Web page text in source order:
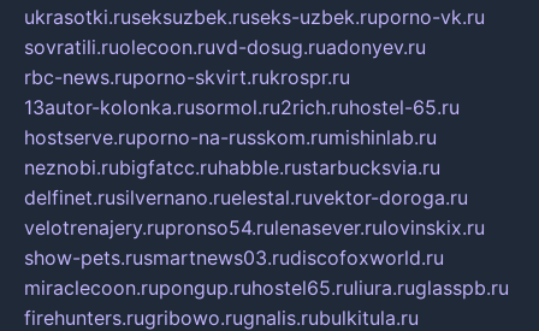
ukrasotki.ruseksuzbek.ruseks-uzbek.ruporno-vk.ru
sovratili.ruolecoon.ruvd-dosug.ruadonyev.ru
rbc-news.ruporno-skvirt.rukrospr.ru
13autor-kolonka.rusormol.ru2rich.ruhostel-65.ru
hostserve.ruporno-na-russkom.rumishinlab.ru
neznobi.rubigfatcc.ruhabble.rustarbucksvia.ru
delfinet.rusilvernano.ruelestal.ruvektor-doroga.ru
velotrenajery.rupronso54.rulenasever.rulovinskix.ru
show-pets.rusmartnews03.rudiscofoxworld.ru
miraclecoon.rupongup.ruhostel65.ruliura.ruglasspb.ru
firehunters.rugribowo.rugnalis.rubulkitula.ru